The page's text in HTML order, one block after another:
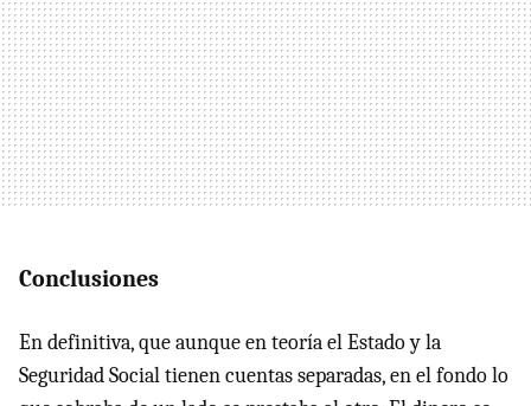
Conclusiones
En definitiva, que aunque en teoría el Estado y la
Seguridad Social tienen cuentas separadas, en el fondo lo